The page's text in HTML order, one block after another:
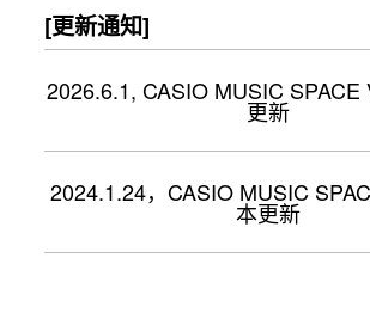
[更新通知]
2026.6.1, CASIO MUSIC SPACE
更新
2024.1.24，CASIO MUSIC
本更新